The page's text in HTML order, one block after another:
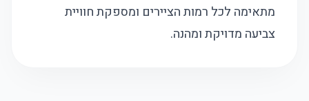
מתאימה לכל רמות הציירים ומספקת חוויית
צביעה מדויקת ומהנה.